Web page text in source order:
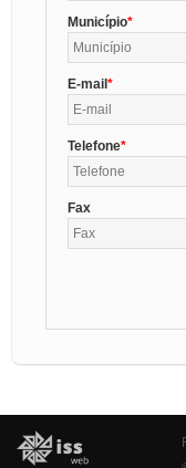
Município
E-mail
Telefone
Fax